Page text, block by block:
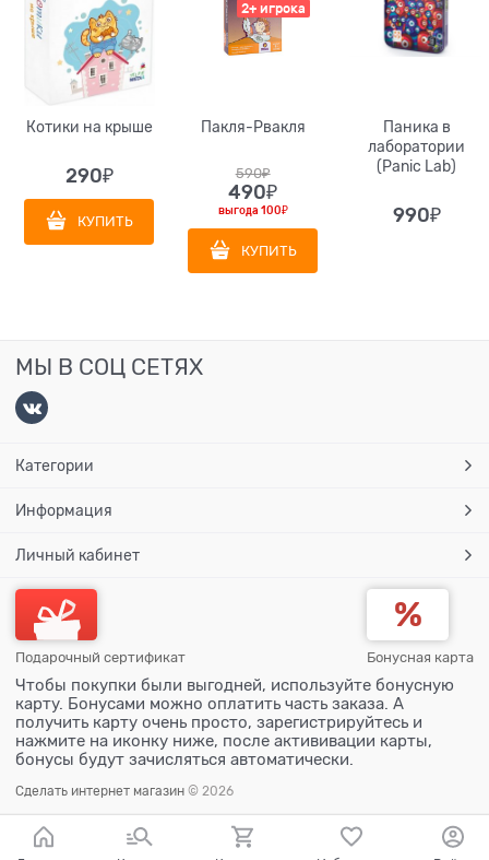
Котики на крыше
290₽
КУПИТЬ
2+ игрока
Пакля-Рвакля
590₽
490₽
выгода 100₽
КУПИТЬ
Паника в
лаборатории
(Panic Lab)
990₽
МЫ В СОЦ СЕТЯХ
Категории
Информация
Личный кабинет
Подарочный сертификат Бонусная карта
Чтобы покупки были выгодней, используйте бонусную
карту. Бонусами можно оплатить часть заказа. А
получить карту очень просто, зарегистрируйтесь и
нажмите на иконку ниже, после актививации карты,
бонусы будут зачисляться автоматически.
Сделать интернет магазин © 2026